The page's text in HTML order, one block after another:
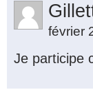
février
Je participe